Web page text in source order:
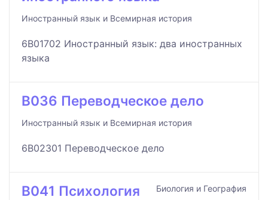
Иностранный язык и Всемирная история
6B01702 Иностранный язык: два иностранных
языка
B036 Переводческое дело
Иностранный язык и Всемирная история
6B02301 Переводческое дело
B041 Психология Биология и География